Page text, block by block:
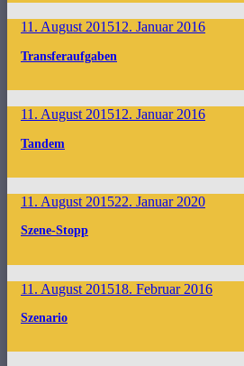
11. August 201512. Januar 2016
Transferaufgaben
11. August 201512. Januar 2016
Tandem
11. August 201522. Januar 2020
Szene-Stopp
11. August 201518. Februar 2016
Szenario